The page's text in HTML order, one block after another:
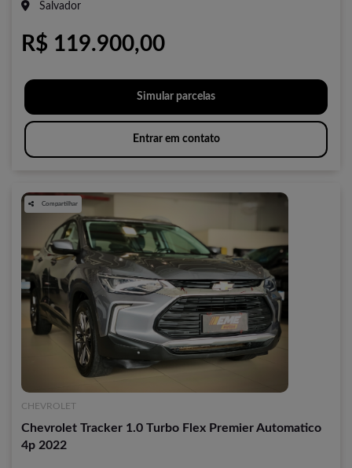
Salvador
R$ 119.900,00
Simular parcelas
Entrar em contato
Compartilhar
CHEVROLET
Chevrolet Tracker 1.0 Turbo Flex Premier Automatico
4p 2022